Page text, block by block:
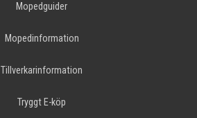
Mopedguider
Mopedinformation
Tillverkarinformation
Tryggt E-köp